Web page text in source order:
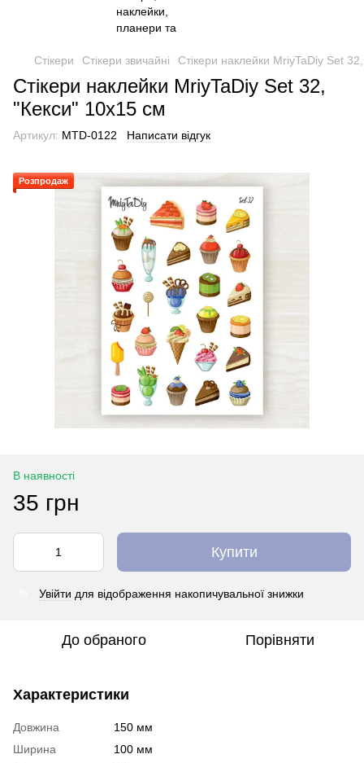
Стікери Стікери звичайні Стікери наклейки MriyTaDiy Set
Стікери наклейки MriyTaDiy Set 32,
"Кекси" 10х15 см
Артикул: MTD-0122 Написати відгук
Розпродаж
В наявності
35 грн
Купити
Увійти для відображення накопичувальної знижки
До обраного Порівняти
Характеристики
Довжина
150 мм
Ширина
100 мм